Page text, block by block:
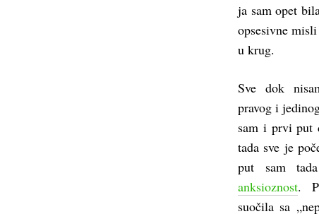
ja sam opet
opsesivne
u krug.
Sve dok
pravog i
sam i prvi put
tada sve je
put sam
anksioznost.
suočila sa